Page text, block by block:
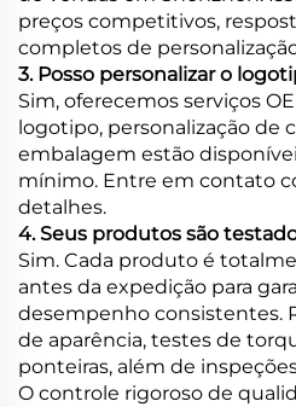
preços competitivos,
completos de
3. Posso personalizar o
Sim, oferecemos serviços
logotipo, personalização de
embalagem estão
mínimo. Entre em contato
detalhes.
4. Seus produtos são
Sim. Cada produto é
antes da expedição para
desempenho consistentes.
de aparência, testes de
ponteiras, além de
O controle rigoroso de